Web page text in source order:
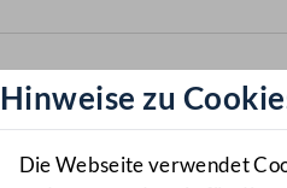
Hinweise zu
Die Webseite verwendet